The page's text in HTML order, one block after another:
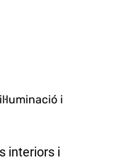
i
interiors i